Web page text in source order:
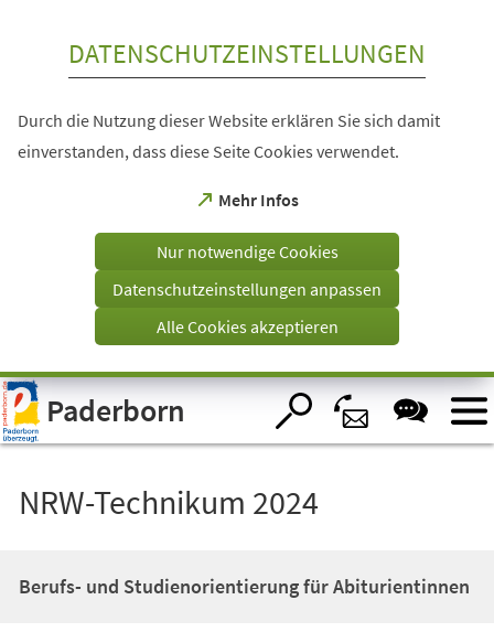
Visuelle
Assistenzsoftware
öffnen.
DATENSCHUTZEINSTELLUNGEN
Durch die Nutzung dieser Website erklären Sie sich damit
einverstanden, dass diese Seite Cookies verwendet.
Mehr Infos
(Öffnet
einem
Tab)
Nur notwendige Cookies
Datenschutzeinstellungen anpassen
Alle Cookies akzeptieren
Paderborn
NRW-Technikum 2024
Berufs- und Studienorientierung für Abiturientinnen